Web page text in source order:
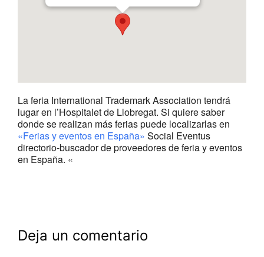
La feria International Trademark Association tendrá
lugar en l’Hospitalet de Llobregat. Si quiere saber
donde se realizan más ferias puede localizarlas en
«Ferias y eventos en España» Social Eventus
directorio-buscador de proveedores de feria y eventos
en España. «
Deja un comentario